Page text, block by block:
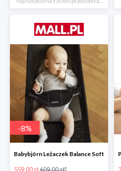
-8%
Babybjörn Leżaczek Balance Soft
559.00 zł609.00 zł*